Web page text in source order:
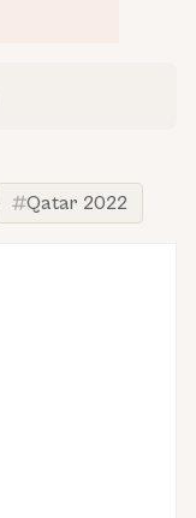
Qatar 2022